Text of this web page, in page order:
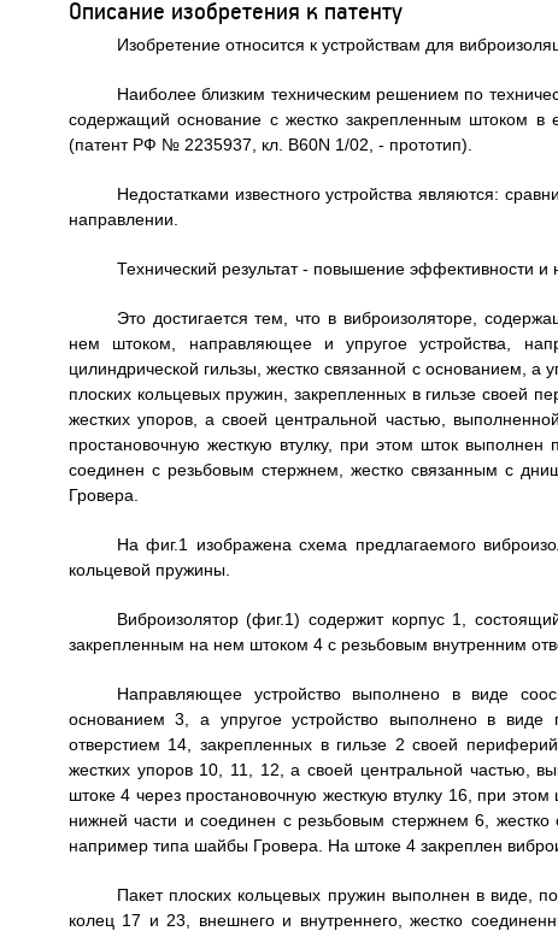
Описание изобретения к патенту
Изобретение относится к устройствам для
Наиболее близким техническим решением по
содержащий основание с жестко закрепленным штоком
(патент РФ № 2235937, кл. B60N 1/02, - прототип).
Недостатками известного устройства являются:
направлении.
Технический результат - повышение эффективности и
Это достигается тем, что в виброизоляторе,
нем штоком, направляющее и упругое устройства,
цилиндрической гильзы, жестко связанной с основанием, а
плоских кольцевых пружин, закрепленных в гильзе своей
жестких упоров, а своей центральной частью,
простановочную жесткую втулку, при этом шток
соединен с резьбовым стержнем, жестко связанным с
Гровера.
На фиг.1 изображена схема предлагаемого
кольцевой пружины.
Виброизолятор (фиг.1) содержит корпус 1,
закрепленным на нем штоком 4 с резьбовым внутренним
Направляющее устройство выполнено в виде
основанием 3, а упругое устройство выполнено в
отверстием 14, закрепленных в гильзе 2 своей
жестких упоров 10, 11, 12, а своей центральной частью,
штоке 4 через простановочную жесткую втулку 16, при
нижней части и соединен с резьбовым стержнем 6,
например типа шайбы Гровера. На штоке 4 закреплен
Пакет плоских кольцевых пружин выполнен в виде,
колец 17 и 23, внешнего и внутреннего, жестко